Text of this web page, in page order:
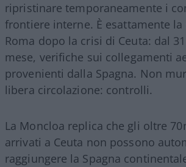
ripristinare temporaneamente i
frontiere interne. È esattamente la
Roma dopo la crisi di Ceuta: dal
mese, verifiche sui collegamenti
provenienti dalla Spagna. Non
libera circolazione: controlli.
La Moncloa replica che gli oltre
arrivati a Ceuta non possono
raggiungere la Spagna